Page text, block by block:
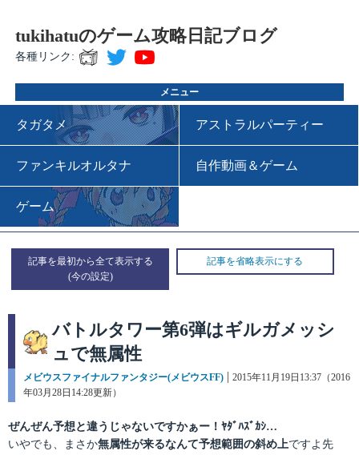
tukihatuのゲーム攻略日記ブログ
各種リンク:
メニュー
タガタメ アストラルパーティー
ファンキルオルタナ 自作動画＆ゲーム
ゲーム
記事を最初から全て表示する 記事を省略表示にする
バトルタワー第6弾はギルガメッシ
ュで無属性
カ
テ
リ
ー
メビウスファイナルファンタジー(メビウスFF)
投
2015年11月19日13:37（2016
年03月28日14:28更新）
ぜんぜん予想と違うじゃないですかぁー！ﾔﾀﾞﾊｽﾞｶｼ…
いやでも、まさか無属性が来るなんて予想範囲の斜め上ですよ先